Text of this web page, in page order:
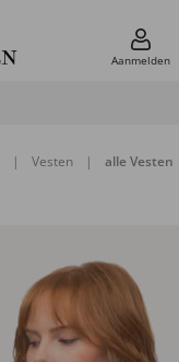
Aanmelden
| Vesten | alle Vesten